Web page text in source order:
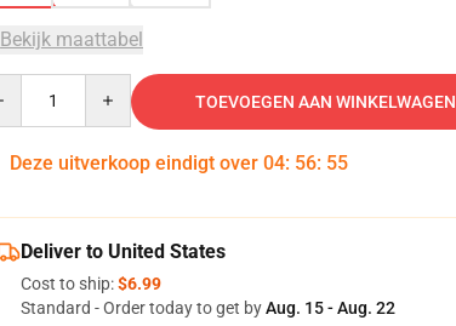
Bekijk maattabel
TOEVOEGEN AAN WINKELWAGEN
Deze uitverkoop eindigt over 04: 56: 54
Deliver to United States
Cost to ship:$6.99
Standard - Order today to get byAug. 15 - Aug. 22